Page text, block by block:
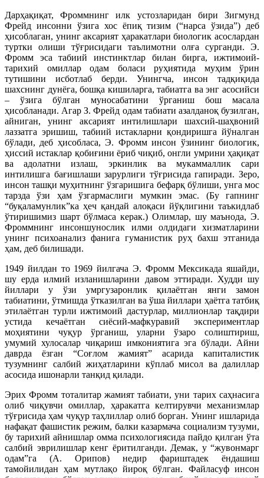
Дарҳақиқат, Фроммнинг илк устозларидан бири Зигмунд
Фрейд инсонни ўзига хос ёпиқ тизим (“нарса ўзида”) деб
ҳисоблаган, унинг аксарият ҳаракатлари биологик асослардан
туртки олиши тўғрисидаги таълимотни олға сурганди. Э.
Фромм эса табиий инстинктлар билан бирга, ижтимоий-
тарихий омиллар одам боласи руҳиятида муҳим ўрин
тутишини исботлаб берди. Унингча, инсон тадқиқида
шахснинг дунёга, бошқа кишиларга, табиатга ва энг асосийси
– ўзига бўлган муносабатини ўрганиш бош масала
ҳисобланади. Агар З. Фрейд одам табиати азалданоқ бузилган,
айниган, унинг аксарият интилишлари шахсий-шаҳвоний
лаззатга эришиш, табиий истакларни қондиришга йўналган
бўлади, деб ҳисобласа, Э. Фромм инсон ўзининг биологик,
ҳиссий истаклар қобиғини ёриб чиқиб, онгли умрини ҳақиқат
ва адолатни излаш, эркинлик ва мукаммаллик сари
интилишга бағишлаши зарурлиги тўғрисида гапиради. Зеро,
инсон ташқи муҳитнинг ўзгаришига бефарқ бўлиши, унга мос
тарзда ўзи ҳам ўзгармаслиги мумкин эмас. (Бу гапнинг
“буқаламунлик”ка ҳеч қандай алоқаси йўқлигини таъкидлаб
ўтиришимиз шарт бўлмаса керак.) Олимлар, шу маънода, Э.
Фроммнинг инсоншунослик илми олдидаги хизматларини
унинг психоанализ фанига гуманистик руҳ бахш этганида
ҳам, деб билишади.
1949 йилдан то 1969 йилгача Э. Фромм Мексикада яшайди,
шу ерда илмий изланишларини давом эттиради. Худди шу
йиллари у ўзи умргузаронлик қилаётган янги замон
табиатини, ўтмишда ўтказилган ва ўша йиллари ҳаётга татбиқ
этилаётган турли ижтимоий дастурлар, миллионлар тақдири
устида кечаётган сиёсий-мафкуравий экспериментлар
моҳиятини чуқур ўрганиш, уларни ўзаро солиштириш,
умумий хулосалар чиқариш имкониятига эга бўлади. Айни
даврда ёзган “Соғлом жамият” асарида капиталистик
тузумнинг салбий жиҳатларини кўплаб мисол ва далиллар
асосида ишонарли танқид қилади.
Эрих Фромм тоталитар жамият табиати, уни тарих саҳнасига
олиб чиқувчи омиллар, ҳаракатга келтирувчи механизмлар
тўғрисида ҳам чуқур таҳлиллар олиб борган. Унинг ишларида
нафақат фашистик режим, балки казармача социализм тузуми,
бу тарихий айнишлар омма психологиясида пайдо қилган ўта
салбий эврилишлар кенг ёритилганди. Демак, у “жувонмарг
одам”га (А. Орипов) недир фариштадек ёндашиш
тамойилидан ҳам мутлақо йироқ бўлган. Файласуф инсон